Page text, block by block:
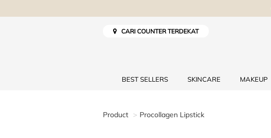
CARI COUNTER TERDEKAT
BEST SELLERS SKINCARE MAKEUP
Product Procollagen Lipstick